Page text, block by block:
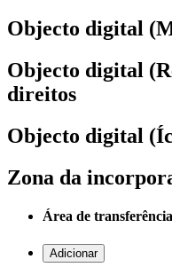
Objecto digital
Objecto digital
direitos
Objecto digital
Zona da
Área de transferência
Adicionar